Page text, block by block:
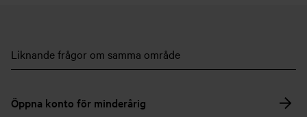
Liknande frågor om samma område
Öppna konto för minderårig